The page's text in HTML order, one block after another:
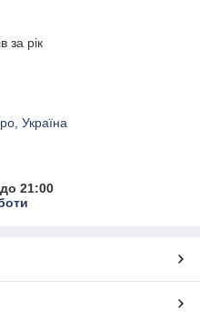
за рік
Україна
21:00